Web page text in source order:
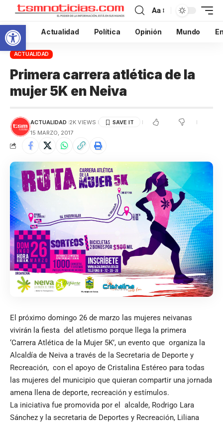
Abrir barra de herramientas
Aa
Inicio Actualidad Política Opinión Mundo
ACTUALIDAD
Primera carrera atlética de la
mujer 5K en Neiva
ACTUALIDAD 2K VIEWS
15 MARZO, 2017
El próximo domingo 26 de marzo las mujeres neivanas
vivirán la fiesta del atletismo porque llega la primera
‘Carrera Atlética de la Mujer 5K’, un evento que organiza la
Alcaldía de Neiva a través de la Secretaria de Deporte y
Recreación, con el apoyo de Cristalina Estéreo para todas
las mujeres del municipio que quieran compartir una jornada
amena llena de deporte, recreación y estímulos.
La iniciativa fue promovida por el alcalde, Rodrigo Lara
Sánchez y la secretaria de Deportes y Recreación, Liliana